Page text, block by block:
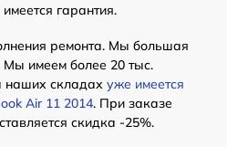
гарантия.
ремонта. Мы большая
Мы имеем более 20 тыс.
наших складах уже имеется
Air 11 2014. При заказе
скидка -25%.